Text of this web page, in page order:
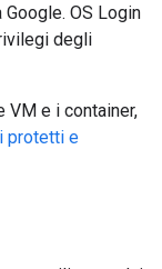
OS Login
degli
VM e i container,
protetti e